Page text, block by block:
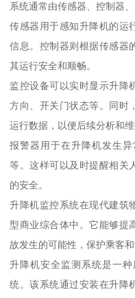
系统通常由传感器、控制器
传感器用于感知升降机的运
信息。控制器则根据传感器
其运行安全和顺畅。
监控设备可以实时显示升降
方向、开关门状态等。同时
运行数据，以便后续分析和维
报警器用于在升降机发生
等。这样可以及时提醒相关
的安全。
升降机监控系统在现代建筑
型商业综合体中。它能够提
故发生的可能性，保护乘客和
升降机安全监测系统是一
统。该系统通过安装在升降